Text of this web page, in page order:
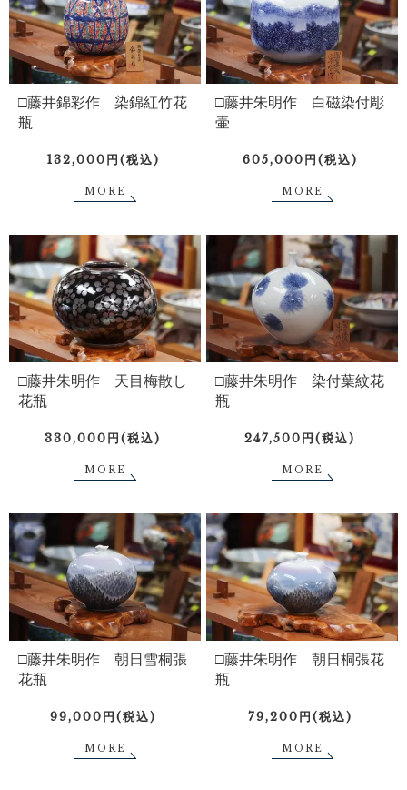
□藤井錦彩作 染錦紅竹花
瓶
132,000円(税込)
MORE
□藤井朱明作 白磁染付彫
壷
605,000円(税込)
MORE
□藤井朱明作 天目梅散し
花瓶
330,000円(税込)
MORE
□藤井朱明作 染付葉紋花
瓶
247,500円(税込)
MORE
□藤井朱明作 朝日雪桐張
花瓶
99,000円(税込)
MORE
□藤井朱明作 朝日桐張花
瓶
79,200円(税込)
MORE